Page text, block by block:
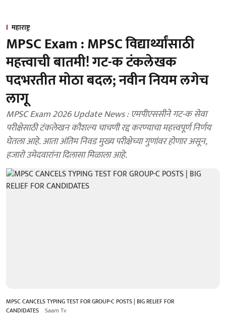
महाराष्ट्र
MPSC Exam : MPSC विद्यार्थ्यांसाठी
महत्त्वाची बातमी! गट-क टंकलेखक
पदभरतीत मोठा बदल; नवीन नियम लगेच
लागू
MPSC Exam 2026 Update News : एमपीएससीने गट-क सेवा
परीक्षेसाठी टंकलेखन कौशल्य चाचणी रद्द करण्याचा महत्त्वपूर्ण निर्णय
घेतला आहे. आता अंतिम निवड मुख्य परीक्षेच्या गुणांवर होणार असून,
हजारो उमेदवारांना दिलासा मिळाला आहे.
MPSC CANCELS TYPING TEST FOR GROUP-C POSTS | BIG RELIEF FOR
CANDIDATES Saam Tv